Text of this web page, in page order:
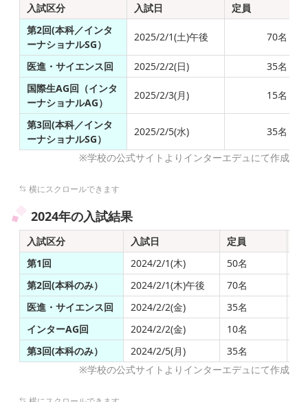
入試区分 入試日 定員
第2回(本科／インタ
ーナショナルSG）
2025/2/1(土)午後 70名
医進・サイエンス回 2025/2/2(日)
35名
国際生AG回（インタ
ーナショナルAG）
2025/2/3(月) 15名
第3回(本科／インタ
ーナショナルSG）
2025/2/5(水)
35名
※学校の公式サイトよりインターエデュにて作成
2024年の入試結果
入試区分 入試日 定員
第1回
2024/2/1(木) 50名
第2回(本科のみ）
2024/2/1(木)午後 70名
医進・サイエンス回
2024/2/2(金) 35名
インターAG回
2024/2/2(金) 10名
第3回(本科のみ）
2024/2/5(月) 35名
※学校の公式サイトよりインターエデュにて作成